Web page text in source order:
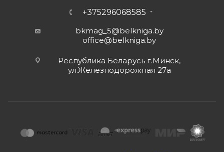
+375296068585
bkmag_5@belkniga.by
office@belkniga.by
Республика Беларусь г.Минск,
ул.Железнодорожная 27а